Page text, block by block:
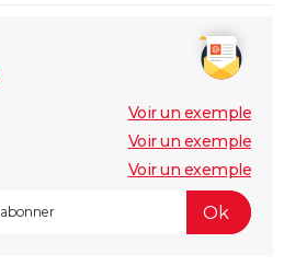
Voir un exemple
Voir un exemple
Voir un exemple